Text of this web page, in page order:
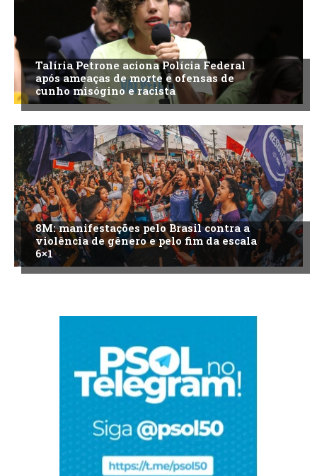
Talíria Petrone aciona Polícia Federal
após ameaças de morte e ofensas de
cunho misógino e racista
8M: manifestações pelo Brasil contra a
violência de gênero e pelo fim da escala
6×1